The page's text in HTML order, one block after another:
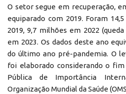
O setor segue em recuperação,
equiparado com 2019. Foram
2019, 9,7 milhões em 2022
em 2023. Os dados deste ano
do último ano pré-pandemia. O
foi elaborado considerando o fim
Pública de Importância
Organização Mundial da Saúde